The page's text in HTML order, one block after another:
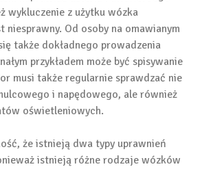
wykluczenie z użytku wózka
Od osoby na omawianym
także dokładnego prowadzenia
przykładem może być spisywanie
musi także regularnie sprawdzać nie
i napędowego, ale również
oświetleniowych.
że istnieją dwa typy uprawnień
istnieją różne rodzaje wózków